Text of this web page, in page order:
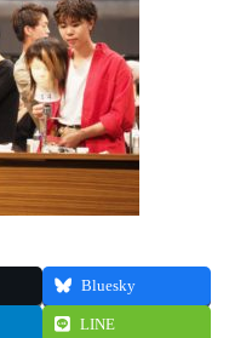
Bluesky
LINE